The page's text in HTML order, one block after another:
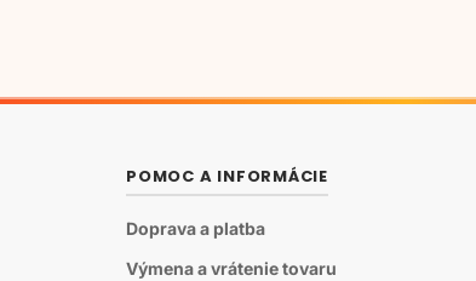
POMOC A INFORMÁCIE
Doprava a platba
Výmena a vrátenie tovaru